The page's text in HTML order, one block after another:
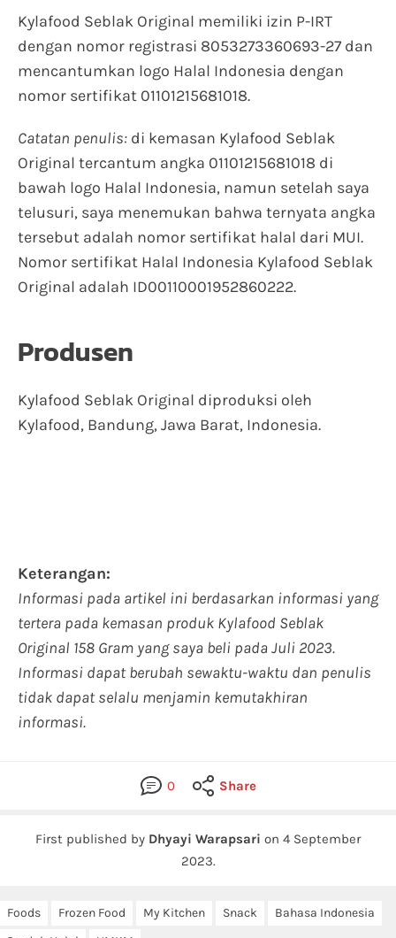
Kylafood Seblak Original memiliki izin P-IRT
dengan nomor registrasi 8053273360693-27 dan
mencantumkan logo Halal Indonesia dengan
nomor sertifikat 01101215681018.
Catatan penulis: di kemasan Kylafood Seblak
Original tercantum angka 01101215681018 di
bawah logo Halal Indonesia, namun setelah saya
telusuri, saya menemukan bahwa ternyata angka
tersebut adalah nomor sertifikat halal dari MUI.
Nomor sertifikat Halal Indonesia Kylafood Seblak
Original adalah ID00110001952860222.
Produsen
Kylafood Seblak Original diproduksi oleh
Kylafood, Bandung, Jawa Barat, Indonesia.
Keterangan:
Informasi pada artikel ini berdasarkan informasi yang
tertera pada kemasan produk Kylafood Seblak
Original 158 Gram yang saya beli pada Juli 2023.
Informasi dapat berubah sewaktu-waktu dan penulis
tidak dapat selalu menjamin kemutakhiran
informasi.
0 Share
First published by Dhyayi Warapsari on 4 September
2023.
Foods Frozen Food My Kitchen Snack
Bahasa Indonesia